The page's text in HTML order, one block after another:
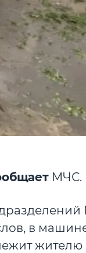
МЧС.
в
жителю